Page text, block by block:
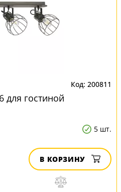
200811
для гостиной
5 шт.
В КОРЗИНУ